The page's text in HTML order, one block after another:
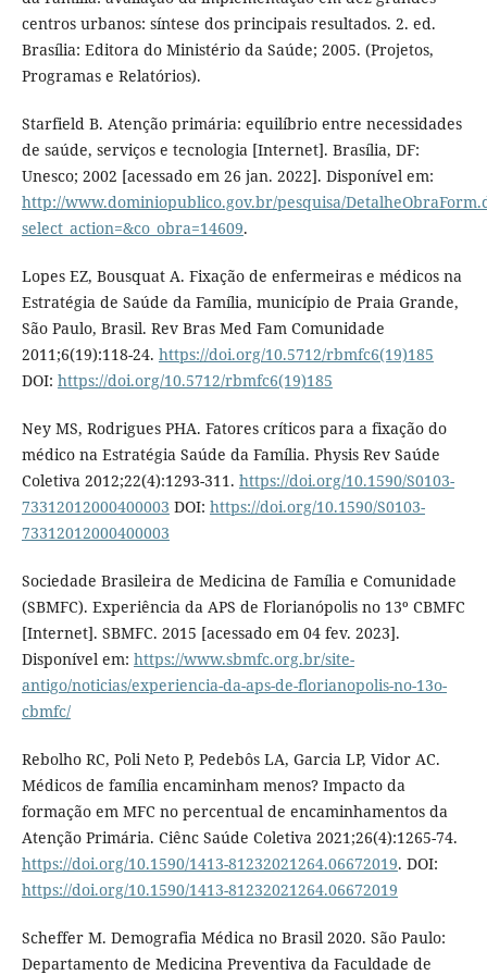
centros urbanos: síntese dos principais resultados. 2. ed.
Brasília: Editora do Ministério da Saúde; 2005. (Projetos,
Programas e Relatórios).
Starfield B. Atenção primária: equilíbrio entre necessidades
de saúde, serviços e tecnologia [Internet]. Brasília, DF:
Unesco; 2002 [acessado em 26 jan. 2022]. Disponível em:
http://www.dominiopublico.gov.br/pesquisa/
select_action=&co_obra=14609.
Lopes EZ, Bousquat A. Fixação de enfermeiras e médicos na
Estratégia de Saúde da Família, município de Praia Grande,
São Paulo, Brasil. Rev Bras Med Fam Comunidade
2011;6(19):118-24. https://doi.org/10.5712/rbmfc6(19)185
DOI: https://doi.org/10.5712/rbmfc6(19)185
Ney MS, Rodrigues PHA. Fatores críticos para a fixação do
médico na Estratégia Saúde da Família. Physis Rev Saúde
Coletiva 2012;22(4):1293-311. https://doi.org/10.1590/S0103-
73312012000400003 DOI: https://doi.org/10.1590/S0103-
73312012000400003
Sociedade Brasileira de Medicina de Família e Comunidade
(SBMFC). Experiência da APS de Florianópolis no 13º CBMFC
[Internet]. SBMFC. 2015 [acessado em 04 fev. 2023].
Disponível em: https://www.sbmfc.org.br/site-
antigo/noticias/experiencia-da-aps-de-florianopolis-no-13o-
cbmfc/
Rebolho RC, Poli Neto P, Pedebôs LA, Garcia LP, Vidor AC.
Médicos de família encaminham menos? Impacto da
formação em MFC no percentual de encaminhamentos da
Atenção Primária. Ciênc Saúde Coletiva 2021;26(4):1265-74.
https://doi.org/10.1590/1413-81232021264.06672019. DOI:
https://doi.org/10.1590/1413-81232021264.06672019
Scheffer M. Demografia Médica no Brasil 2020. São Paulo:
Departamento de Medicina Preventiva da Faculdade de